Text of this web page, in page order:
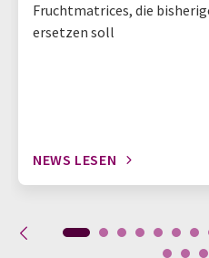
Fruchtmatrices, die
ersetzen soll
NEWS LESEN